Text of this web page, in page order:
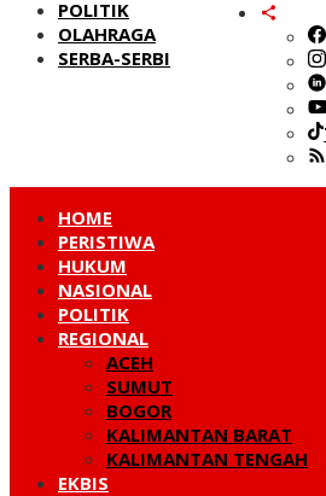
POLITIK
OLAHRAGA
SERBA-SERBI
HOME
PERISTIWA
HUKUM
NASIONAL
POLITIK
REGIONAL
ACEH
SUMUT
BOGOR
KALIMANTAN BARAT
KALIMANTAN TENGAH
EKBIS